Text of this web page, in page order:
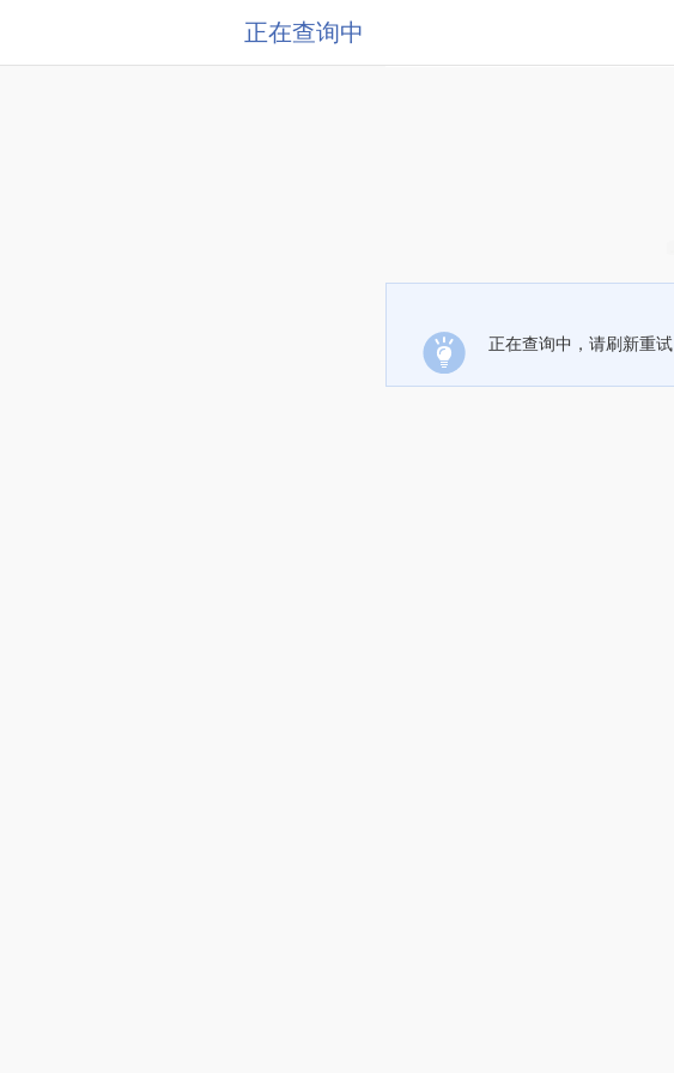
正在查询中
正在查询中，请刷新重试